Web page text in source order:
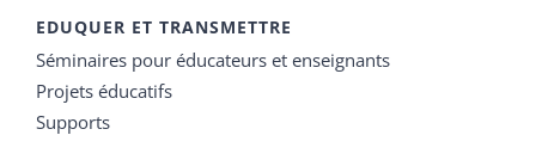
EDUQUER ET TRANSMETTRE
Séminaires pour éducateurs et enseignants
Projets éducatifs
Supports